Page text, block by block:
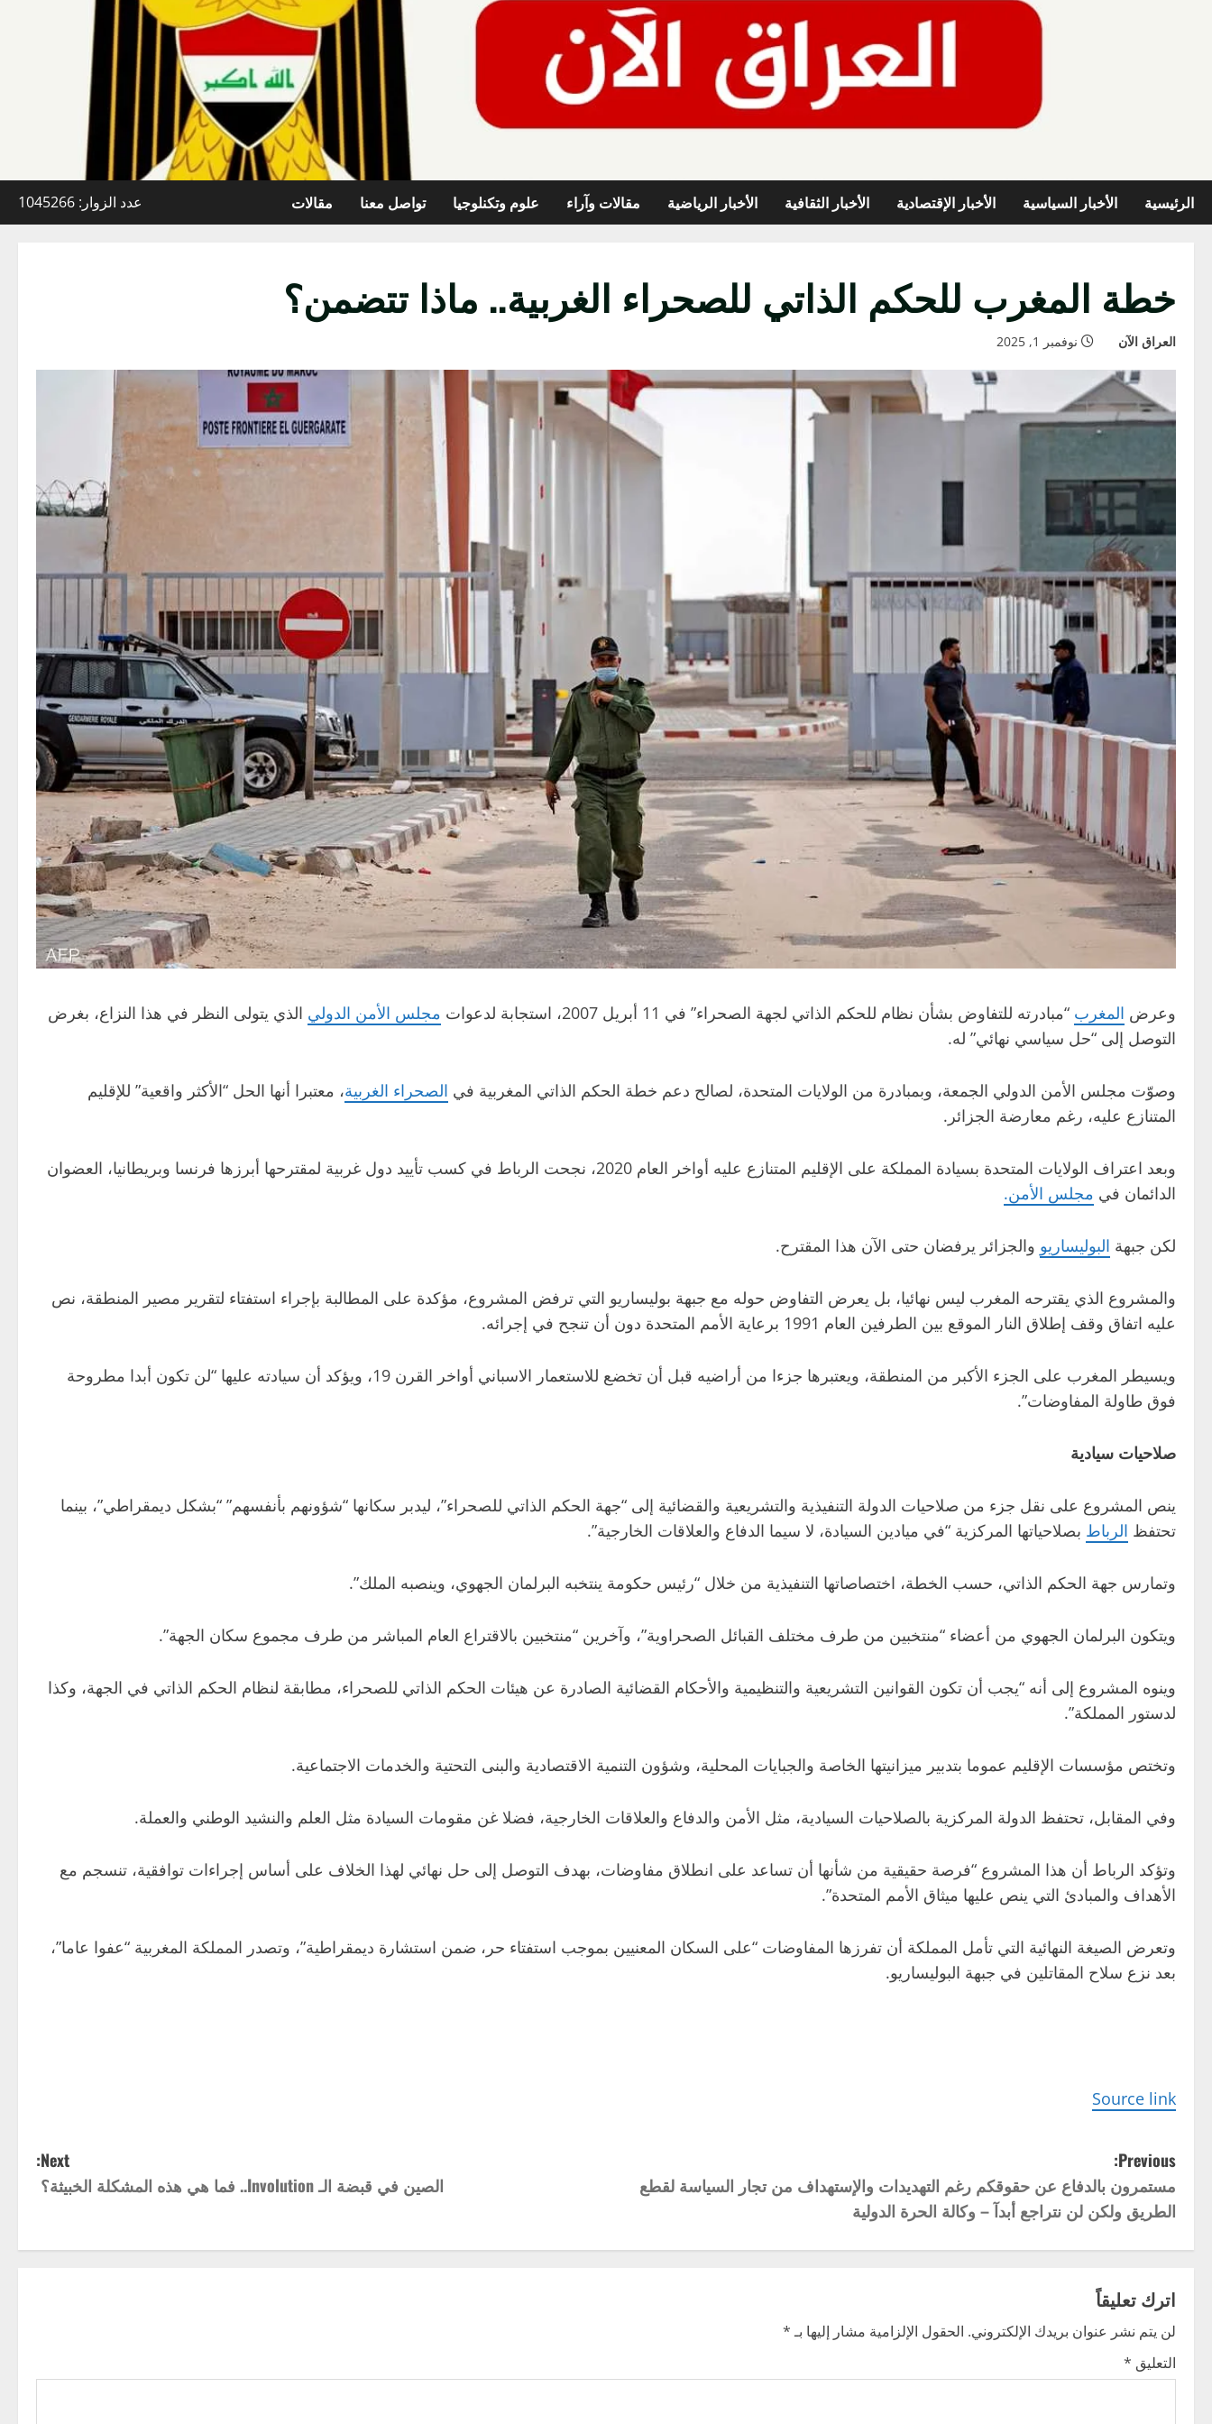
الرئيسية الأخبار السياسية الأخبار الإقتصادية الأخبار الثقافية الأخبار الرياضية مقالات وآراء علوم وتكنلوجيا تواصل معنا مقالات عدد الزوار: 1045266
خطة المغرب للحكم الذاتي للصحراء الغربية.. ماذا تتضمن؟
العراق الآن نوفمبر 1, 2025
وعرض المغرب “مبادرته للتفاوض بشأن نظام للحكم الذاتي لجهة الصحراء” في 11 أبريل 2007، استجابة لدعوات مجلس الأمن الدولي الذي يتولى النظر في هذا النزاع، بغرض
التوصل إلى “حل سياسي نهائي” له.
وصوّت مجلس الأمن الدولي الجمعة، وبمبادرة من الولايات المتحدة، لصالح دعم خطة الحكم الذاتي المغربية في الصحراء الغربية، معتبرا أنها الحل “الأكثر واقعية” للإقليم
المتنازع عليه، رغم معارضة الجزائر.
وبعد اعتراف الولايات المتحدة بسيادة المملكة على الإقليم المتنازع عليه أواخر العام 2020، نجحت الرباط في كسب تأييد دول غربية لمقترحها أبرزها فرنسا وبريطانيا، العضوان
الدائمان في مجلس الأمن.
لكن جبهة البوليساريو والجزائر يرفضان حتى الآن هذا المقترح.
والمشروع الذي يقترحه المغرب ليس نهائيا، بل يعرض التفاوض حوله مع جبهة بوليساريو التي ترفض المشروع، مؤكدة على المطالبة بإجراء استفتاء لتقرير مصير المنطقة، نص
عليه اتفاق وقف إطلاق النار الموقع بين الطرفين العام 1991 برعاية الأمم المتحدة دون أن تنجح في إجرائه.
ويسيطر المغرب على الجزء الأكبر من المنطقة، ويعتبرها جزءا من أراضيه قبل أن تخضع للاستعمار الاسباني أواخر القرن 19، ويؤكد أن سيادته عليها “لن تكون أبدا مطروحة
فوق طاولة المفاوضات”.
صلاحيات سيادية
ينص المشروع على نقل جزء من صلاحيات الدولة التنفيذية والتشريعية والقضائية إلى “جهة الحكم الذاتي للصحراء”، ليدبر سكانها “شؤونهم بأنفسهم” “بشكل ديمقراطي”، بينما
تحتفظ الرباط بصلاحياتها المركزية “في ميادين السيادة، لا سيما الدفاع والعلاقات الخارجية”.
وتمارس جهة الحكم الذاتي، حسب الخطة، اختصاصاتها التنفيذية من خلال “رئيس حكومة ينتخبه البرلمان الجهوي، وينصبه الملك”.
ويتكون البرلمان الجهوي من أعضاء “منتخبين من طرف مختلف القبائل الصحراوية”، وآخرين “منتخبين بالاقتراع العام المباشر من طرف مجموع سكان الجهة”.
وينوه المشروع إلى أنه “يجب أن تكون القوانين التشريعية والتنظيمية والأحكام القضائية الصادرة عن هيئات الحكم الذاتي للصحراء، مطابقة لنظام الحكم الذاتي في الجهة، وكذا
لدستور المملكة”.
وتختص مؤسسات الإقليم عموما بتدبير ميزانيتها الخاصة والجبايات المحلية، وشؤون التنمية الاقتصادية والبنى التحتية والخدمات الاجتماعية.
وفي المقابل، تحتفظ الدولة المركزية بالصلاحيات السيادية، مثل الأمن والدفاع والعلاقات الخارجية، فضلا غن مقومات السيادة مثل العلم والنشيد الوطني والعملة.
وتؤكد الرباط أن هذا المشروع “فرصة حقيقية من شأنها أن تساعد على انطلاق مفاوضات، بهدف التوصل إلى حل نهائي لهذا الخلاف على أساس إجراءات توافقية، تنسجم مع
الأهداف والمبادئ التي ينص عليها ميثاق الأمم المتحدة”.
وتعرض الصيغة النهائية التي تأمل المملكة أن تفرزها المفاوضات “على السكان المعنيين بموجب استفتاء حر، ضمن استشارة ديمقراطية”، وتصدر المملكة المغربية “عفوا عاما”،
بعد نزع سلاح المقاتلين في جبهة البوليساريو.
Source link
P
o
s
n
a
v
Previous:
مستمرون بالدفاع عن حقوقكم رغم التهديدات والإستهداف من تجار السياسة لقطع
الطريق ولكن لن نتراجع أبدآ – وكالة الحرة الدولية
Next:
الصين في قبضة الـ Involution.. فما هي هذه المشكلة الخبيثة؟
اترك تعليقاً
لن يتم نشر عنوان بريدك الإلكتروني. الحقول الإلزامية مشار إليها بـ*
التعليق *